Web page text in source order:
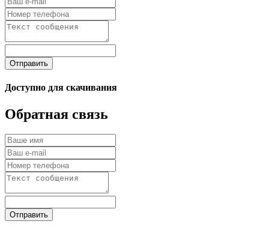
Отправить
Доступно для скачивания
Обратная связь
Отправить